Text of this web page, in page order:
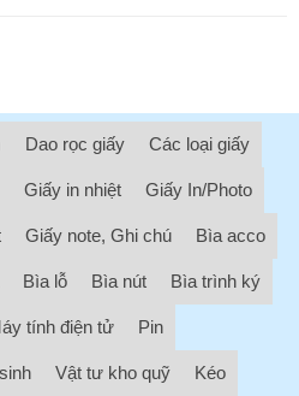
Dao rọc giấy Các loại giấy
Giấy in nhiệt Giấy In/Photo
Giấy note, Ghi chú Bìa acco
Bìa lỗ Bìa nút Bìa trình ký
tính điện tử Pin
Vật tư kho quỹ Kéo